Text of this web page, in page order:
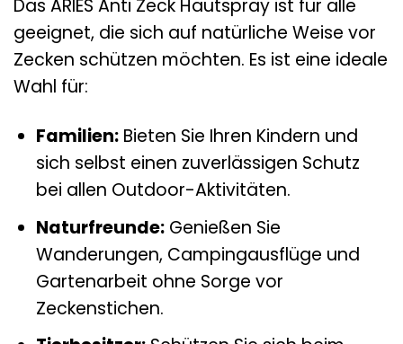
Das ARIES Anti Zeck Hautspray ist für alle
geeignet, die sich auf natürliche Weise vor
Zecken schützen möchten. Es ist eine ideale
Wahl für:
Familien:Bieten Sie Ihren Kindern und
sich selbst einen zuverlässigen Schutz
bei allen Outdoor-Aktivitäten.
Naturfreunde:Genießen Sie
Wanderungen, Campingausflüge und
Gartenarbeit ohne Sorge vor
Zeckenstichen.